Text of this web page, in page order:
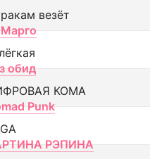
везёт
обид
КОМА
Punk
РЭПИНА